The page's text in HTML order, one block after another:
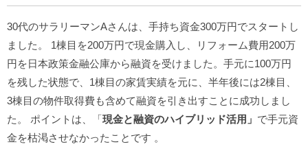
30代のサラリーマンAさんは、手持ち資金300万円でスタートし
ました。 1棟目を200万円で現金購入し、リフォーム費用200万
円を日本政策金融公庫から融資を受けました。手元に100万円
を残した状態で、1棟目の家賃実績を元に、半年後には2棟目、
3棟目の物件取得費も含めて融資を引き出すことに成功しまし
た。 ポイントは、「現金と融資のハイブリッド活用」 で手元資
金を枯渇させなかったことです 。